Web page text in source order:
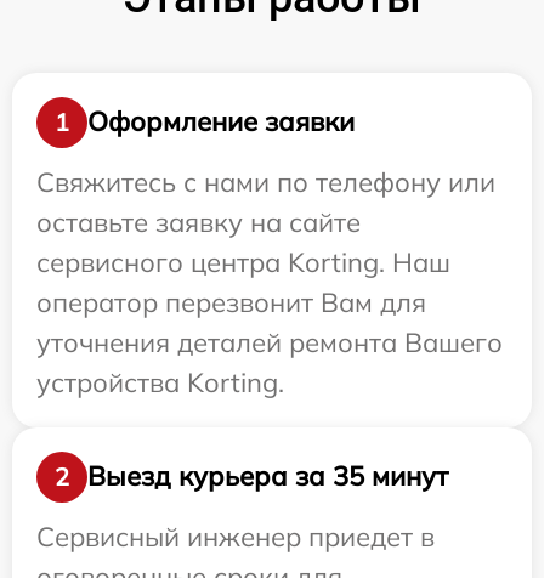
1
Оформление заявки
Свяжитесь с нами по телефону или
оставьте заявку на сайте
сервисного центра Korting. Наш
оператор перезвонит Вам для
уточнения деталей ремонта Вашего
устройства Korting.
2
Выезд курьера за 35 минут
Сервисный инженер приедет в